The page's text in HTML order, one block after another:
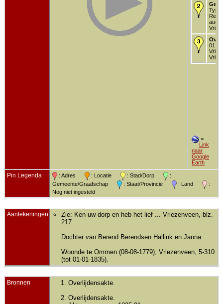
aug
01
=
Link
naar
Google
Earth
Pin Legenda : Adres : Locatie : Stad/Dorp
:
Gemeente/Graafschap
: Staat/Provincie : Land
:
Nog niet ingesteld
Aantekeningen
Zie: Ken uw dorp en heb het lief ... Vriezenveen, blz.
217.
Dochter van Berend Berendsen Hallink en Janna.
Woonde te Ommen (08-08-1779); Vriezenveen, 5-310
(tot 01-01-1835).
Bronnen
Overlijdensakte.
Overlijdensakte.